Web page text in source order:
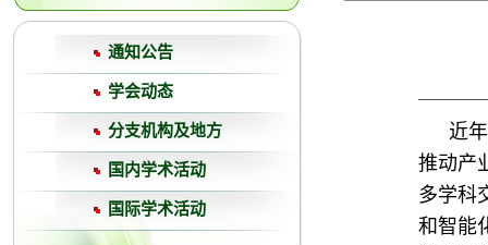
通知公告
学会动态
分支机构及地方
国内学术活动
国际学术活动
近
推动产
多学科
和智能